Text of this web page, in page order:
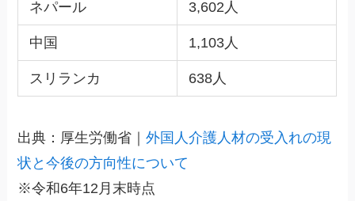
ネパール 3,602人
中国 1,103人
スリランカ 638人
出典：厚生労働省｜外国人介護人材の受入れの現
状と今後の方向性について
※令和6年12月末時点